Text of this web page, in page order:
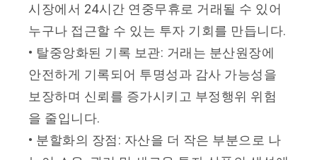
시장에서 24시간 연중무휴로 거래될 수 있어
누구나 접근할 수 있는 투자 기회를 만듭니다.
• 탈중앙화된 기록 보관: 거래는 분산원장에
안전하게 기록되어 투명성과 감사 가능성을
보장하며 신뢰를 증가시키고 부정행위 위험
을 줄입니다.
• 분할화의 장점: 자산을 더 작은 부분으로 나